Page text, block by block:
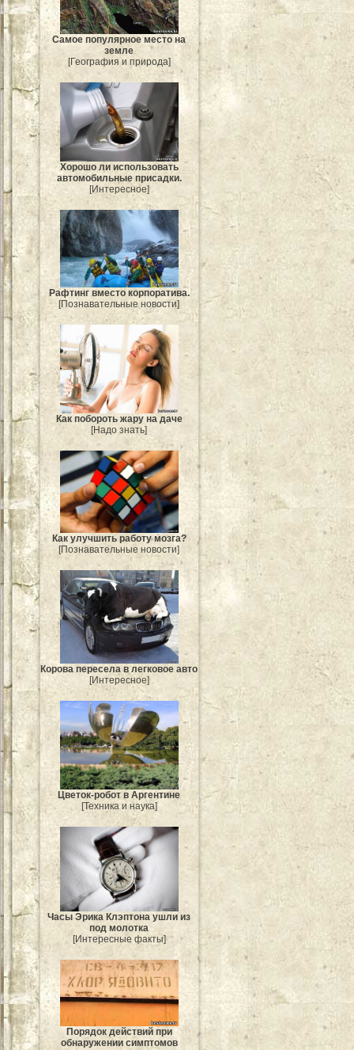
Самое популярное место на
земле
[География и природа]
Хорошо ли использовать
автомобильные присадки.
[Интересное]
Рафтинг вместо корпоратива.
[Познавательные новости]
Как побороть жару на даче
[Надо знать]
Как улучшить работу мозга?
[Познавательные новости]
Корова пересела в легковое авто
[Интересное]
Цветок-робот в Аргентине
[Техника и наука]
Часы Эрика Клэптона ушли из
под молотка
[Интересные факты]
Порядок действий при
обнаружении симптомов